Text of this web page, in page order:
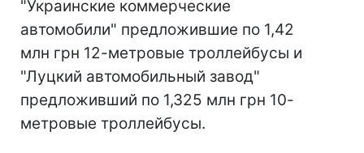
"Украинские коммерческие
автомобили" предложившие по 1,42
млн грн 12-метровые троллейбусы и
"Луцкий автомобильный завод"
предложивший по 1,325 млн грн 10-
метровые троллейбусы.